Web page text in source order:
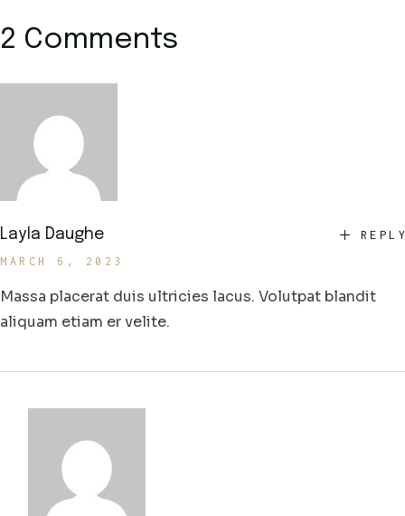
2 Comments
Layla Daughe
MARCH 6, 2023
Massa placerat duis ultricies lacus. Volutpat blandit
aliquam etiam er velite.